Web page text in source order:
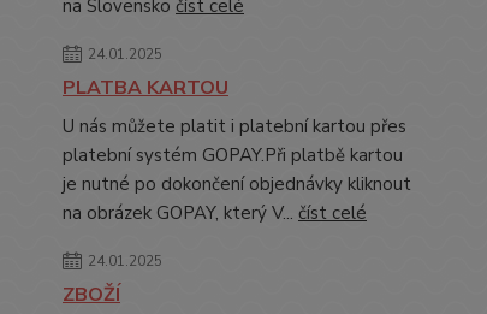
na Slovensko číst celé
24.01.2025
PLATBA KARTOU
U nás můžete platit i platební kartou přes
platební systém GOPAY.Při platbě kartou
je nutné po dokončení objednávky kliknout
na obrázek GOPAY, který V... číst celé
24.01.2025
ZBOŽÍ